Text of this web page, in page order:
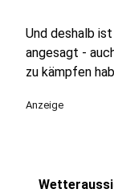
Und deshalb
angesagt -
zu kämpfen
Anzeige